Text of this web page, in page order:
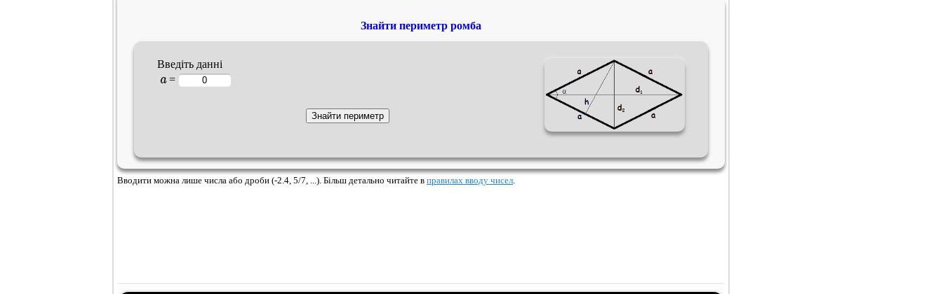
Знайти периметр ромба
Введіть данні
a=
Вводити можна лише числа або дроби (-2.4, 5/7, ...). Більш детально читайте в правилах вводу чисел.